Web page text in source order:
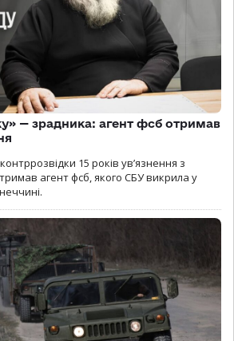
— зрадника: агент фсб отримав
15 років увʼязнення з
агент фсб, якого СБУ викрила у